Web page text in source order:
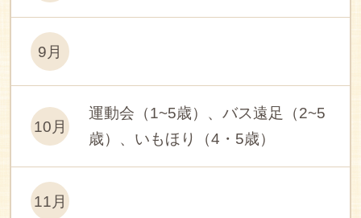
9月
10月
運動会（1~5歳）、バス遠足（2~5
歳）、いもほり（4・5歳）
11月